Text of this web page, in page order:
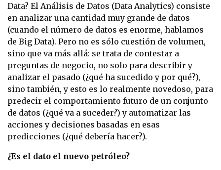
Data? El Análisis de Datos (Data Analytics) consiste
en analizar una cantidad muy grande de datos
(cuando el número de datos es enorme, hablamos
de Big Data). Pero no es sólo cuestión de volumen,
sino que va más allá: se trata de contestar a
preguntas de negocio, no solo para describir y
analizar el pasado (¿qué ha sucedido y por qué?),
sino también, y esto es lo realmente novedoso, para
predecir el comportamiento futuro de un conjunto
de datos (¿qué va a suceder?) y automatizar las
acciones y decisiones basadas en esas
predicciones (¿qué debería hacer?).
¿Es el dato el nuevo petróleo?